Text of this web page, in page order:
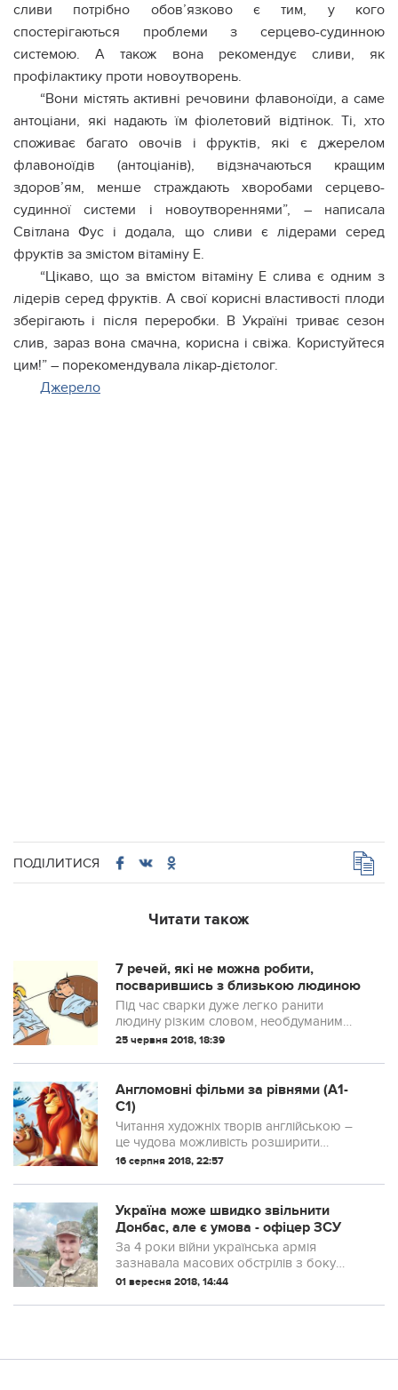
сливи потрібно обов’язково є тим, у кого
спостерігаються проблеми з серцево-судинною
системою. А також вона рекомендує сливи, як
профілактику проти новоутворень.
“Вони містять активні речовини флавоноїди, а саме
антоціани, які надають їм фіолетовий відтінок. Ті, хто
споживає багато овочів і фруктів, які є джерелом
флавоноїдів (антоціанів), відзначаються кращим
здоров’ям, менше страждають хворобами серцево-
судинної системи і новоутвореннями”, – написала
Світлана Фус і додала, що сливи є лідерами серед
фруктів за змістом вітаміну Е.
“Цікаво, що за вмістом вітаміну Е слива є одним з
лідерів серед фруктів. А свої корисні властивості плоди
зберігають і після переробки. В Україні триває сезон
слив, зараз вона смачна, корисна і свіжа. Користуйтеся
цим!” – порекомендувала лікар-дієтолог.
Джерело
ПОДІЛИТИСЯ
Читати також
7 речей, які не можна робити,
посварившись з близькою людиною
Під час сварки дуже легко ранити
людину різким словом, необдуманим
вчинком. Однак прихована образа може
ускладнюючи взаєморозуміння між
вами.
25 червня 2018, 18:39
Англомовні фільми за рівнями (A1-
C1)
Читання художніх творів англійською –
це чудова можливість розширити
словниковий запас і потренувати зорову
16 серпня 2018, 22:57
Україна може швидко звільнити
Донбас, але є умова - офіцер ЗСУ
За 4 роки війни українська армія
зазнавала масових обстрілів з боку
терористів, бійці потрапляли в полон, з
намагалися зламати їхній бойовий дух.
01 вересня 2018, 14:44